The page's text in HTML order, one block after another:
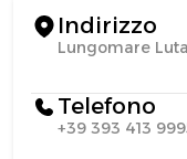
Indirizzo
Lungomare
Telefono
+39 393 413